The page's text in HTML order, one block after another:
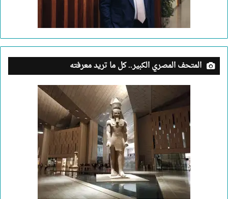
المتحف المصري الكبير.. كل ما تريد معرفته